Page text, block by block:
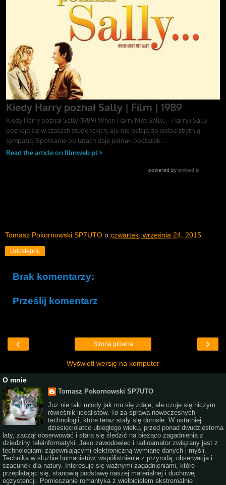
Tomasz Pokornowski SP7UTO o czwartek, września 24, 2015
Udostępnij
Brak komentarzy:
Prześlij komentarz
‹ ›
Strona główna
Wyświetl wersję na komputer
O mnie
Tomasz Pokornowski SP7UTO
Już nie taki młody jak mu się zdaje, ale czuje się niczym
rówieśnik licealistów. To za sprawą nowoczesnych
technologii, które teraz stały się dorosłe. W ostatniej
dziesięciolatce ubiegłego wieku, przed ponad dwudziestoma
laty, zaczął obserwować i stara się śledzić na bieżąco zagadnienia z
dziedziny teleinformatyki. Jako zawodowiec i radioamator związany jest z
technologiami zapewniającymi elektroniczną wymianę danych i myśli.
Technika w służbie humanistów, współistnienie z przyrodą, obserwacja i
szacunek dla natury. Interesuje się ważnymi zagadnieniami, które
przeplatając się, stanowią podstawę naszej materialnej i duchowej
egzystencji. Pomieszanie romantyka z wielbicielem ekstremalnie